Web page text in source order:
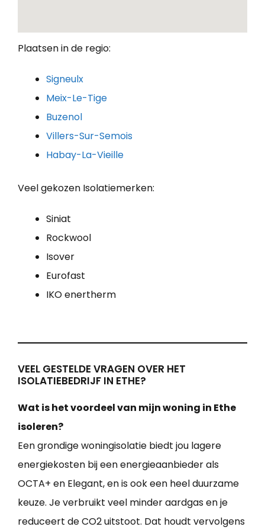
Plaatsen in de regio:
Signeulx
Meix-Le-Tige
Buzenol
Villers-Sur-Semois
Habay-La-Vieille
Veel gekozen Isolatiemerken:
Siniat
Rockwool
Isover
Eurofast
IKO enertherm
VEEL GESTELDE VRAGEN OVER HET
ISOLATIEBEDRIJF IN ETHE?
Wat is het voordeel van mijn woning in Ethe
isoleren?
Een grondige woningisolatie biedt jou lagere
energiekosten bij een energieaanbieder als
OCTA+ en Elegant, en is ook een heel duurzame
keuze. Je verbruikt veel minder aardgas en je
reduceert de CO2 uitstoot. Dat houdt vervolgens